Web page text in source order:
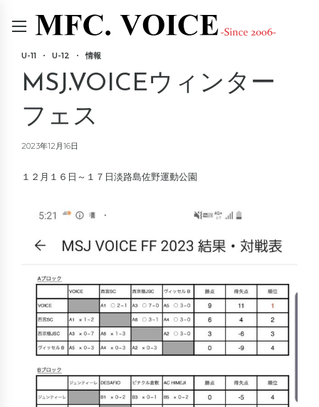
U-11 U-12 情報
MSJ.VOICEウィンター
フェス
2023年12月16日
１２月１６日～１７日淡路島佐野運動公園